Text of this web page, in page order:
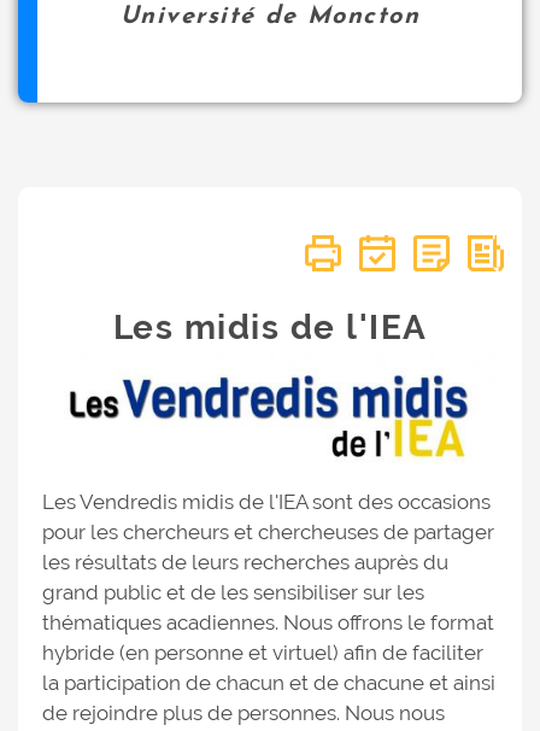
Université de Moncton
Les midis de l'IEA
Les Vendredis midis de l'IEA sont des occasions
pour les chercheurs et chercheuses de partager
les résultats de leurs recherches auprès du
grand public et de les sensibiliser sur les
thématiques acadiennes. Nous offrons le format
hybride (en personne et virtuel) afin de faciliter
la participation de chacun et de chacune et ainsi
de rejoindre plus de personnes. Nous nous